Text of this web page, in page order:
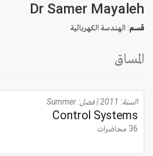
Dr Samer Mayaleh
قسم: الهندسة الكهربائية
المساق
السنة: 2011 | فصل: Summer
Control Systems
36 محاضرات